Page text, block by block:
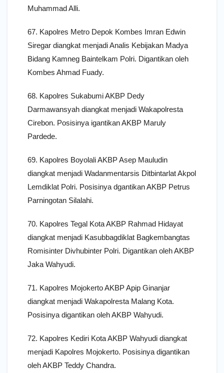
Muhammad Alli.
67. Kapolres Metro Depok Kombes Imran Edwin
Siregar diangkat menjadi Analis Kebijakan Madya
Bidang Kamneg Baintelkam Polri. Digantikan oleh
Kombes Ahmad Fuady.
68. Kapolres Sukabumi AKBP Dedy
Darmawansyah diangkat menjadi Wakapolresta
Cirebon. Posisinya igantikan AKBP Maruly
Pardede.
69. Kapolres Boyolali AKBP Asep Mauludin
diangkat menjadi Wadanmentarsis Ditbintarlat Akpol
Lemdiklat Polri. Posisinya dgantikan AKBP Petrus
Parningotan Silalahi.
70. Kapolres Tegal Kota AKBP Rahmad Hidayat
diangkat menjadi Kasubbagdiklat Bagkembangtas
Romisinter Divhubinter Polri. Digantikan oleh AKBP
Jaka Wahyudi.
71. Kapolres Mojokerto AKBP Apip Ginanjar
diangkat menjadi Wakapolresta Malang Kota.
Posisinya digantikan oleh AKBP Wahyudi.
72. Kapolres Kediri Kota AKBP Wahyudi diangkat
menjadi Kapolres Mojokerto. Posisinya digantikan
oleh AKBP Teddy Chandra.